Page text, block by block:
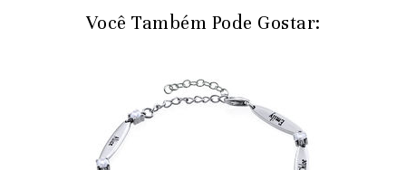
Você Também Pode Gostar: